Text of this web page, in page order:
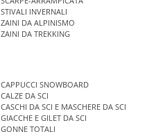
STIVALI INVERNALI
ZAINI DA ALPINISMO
ZAINI DA TREKKING
CAPPUCCI SNOWBOARD
CALZE DA SCI
CASCHI DA SCI E MASCHERE DA SCI
GIACCHE E GILET DA SCI
GONNE TOTALI